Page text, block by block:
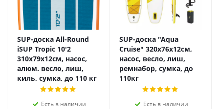
SUP-доска All-Round
iSUP Tropic 10'2
310х79х12см, насос,
алюм. весло, лиш,
киль, сумка, до 110 кг
Есть в наличии
SUP-доска "Aqua
Cruise" 320x76x12см,
насос, весло, лиш,
ремнабор, сумка, до
110кг
Есть в наличии